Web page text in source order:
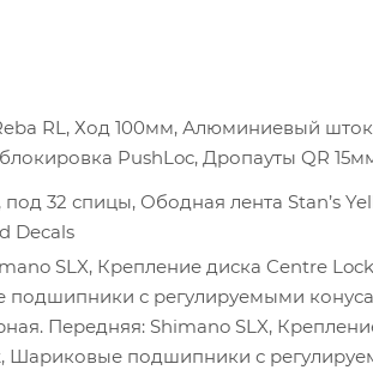
RL, Ход 100мм, Алюминиевый
PushLoc, Дропауты QR
под 32 спицы, Ободная лента Stan’s
Decals
SLX, Крепление диска Centre
подшипники с регулируемыми
Передняя: Shimano SLX,
Шариковые подшипники с